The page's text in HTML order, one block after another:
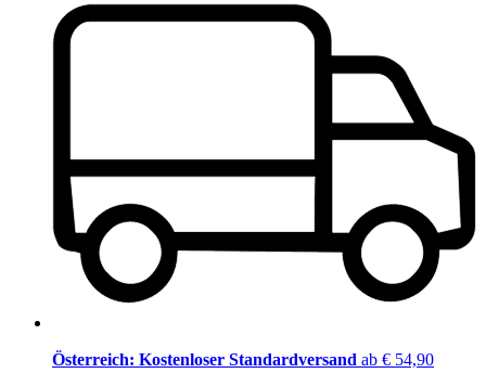
Österreich: Kostenloser Standardversand ab € 54,90